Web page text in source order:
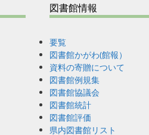
図書館情報
要覧
図書館かがわ(館報）
資料の寄贈について
図書館例規集
図書館協議会
図書館統計
図書館評価
県内図書館リスト